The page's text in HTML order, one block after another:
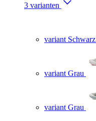
3 varianten
variant Schwarz
variant Grau
variant Grau